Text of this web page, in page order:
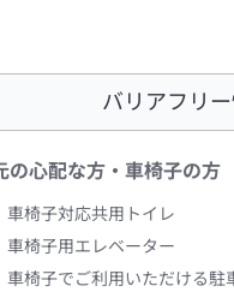
バリアフリ
の心配な方・車椅子の方
車椅子対応共用トイレ
車椅子用エレベーター
車椅子でご利用いただける駐